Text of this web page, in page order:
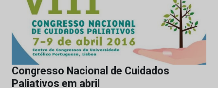
Congresso Nacional de Cuidados
Paliativos em abril